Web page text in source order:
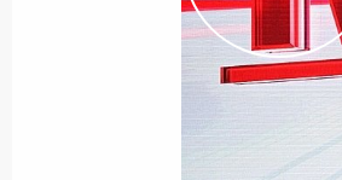
(Якутия)
«Жатайская
5 января 2024 года,